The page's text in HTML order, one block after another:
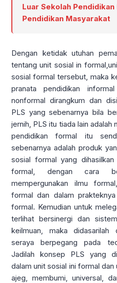
Luar Sekolah Pendidikan
Pendidikan Masyarakat
Dengan ketidak utuhan
tentang unit sosial in
sosial formal tersebut, maka
pranata pendidikan
nonformal dirangkum dan
PLS yang sebenarnya bila
jernih, PLS itu tiada lain adalah
pendidikan formal itu
sebenarnya adalah produk
sosial formal yang
formal, dengan cara
mempergunakan ilmu
formal dan dalam
formal. Kemudian untuk
terlihat bersinergi dan
keilmuan, maka
seraya berpegang pada
Jadilah konsep PLS yang
dalam unit sosial ini formal
ajeg, membumi, universal,